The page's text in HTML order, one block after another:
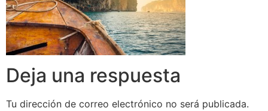
Deja una respuesta
Tu dirección de correo electrónico no será publicada.